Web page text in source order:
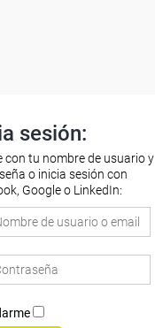
sesión:
con tu nombre de usuario y
o inicia sesión con
Google o LinkedIn: